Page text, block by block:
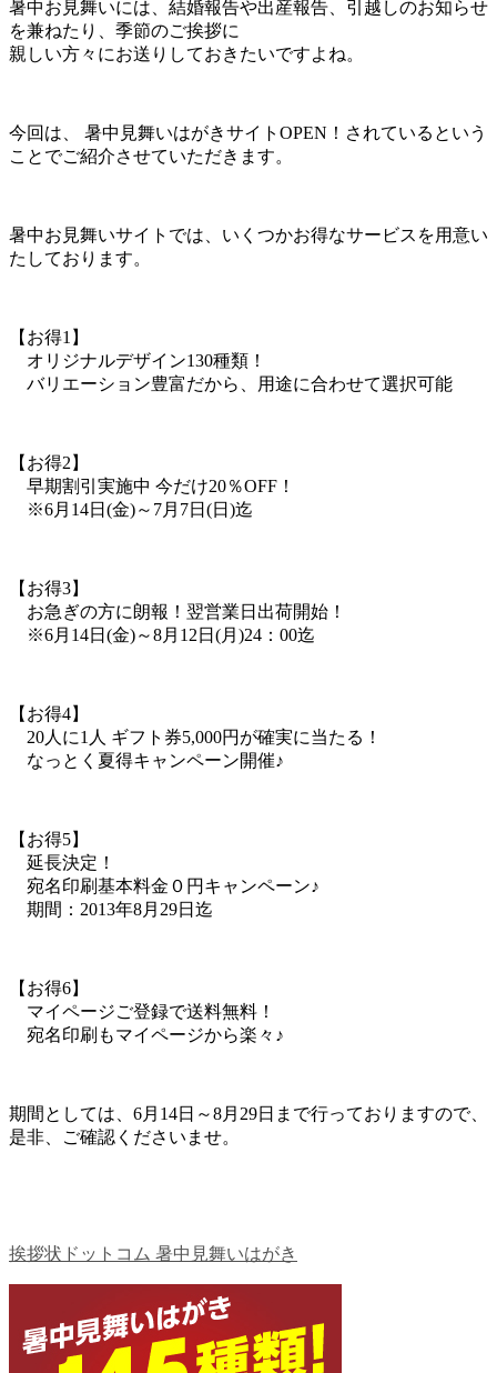
暑中お見舞いには、結婚報告や出産報告、引越しのお知らせ
を兼ねたり、季節のご挨拶に
親しい方々にお送りしておきたいですよね。
今回は、 暑中見舞いはがきサイトOPEN！されているという
ことでご紹介させていただきます。
暑中お見舞いサイトでは、いくつかお得なサービスを用意い
たしております。
【お得1】
オリジナルデザイン130種類！
バリエーション豊富だから、用途に合わせて選択可能
【お得2】
早期割引実施中 今だけ20％OFF！
※6月14日(金)～7月7日(日)迄
【お得3】
お急ぎの方に朗報！翌営業日出荷開始！
※6月14日(金)～8月12日(月)24：00迄
【お得4】
20人に1人 ギフト券5,000円が確実に当たる！
なっとく夏得キャンペーン開催♪
【お得5】
延長決定！
宛名印刷基本料金０円キャンペーン♪
期間：2013年8月29日迄
【お得6】
マイページご登録で送料無料！
宛名印刷もマイページから楽々♪
期間としては、6月14日～8月29日まで行っておりますので、
是非、ご確認くださいませ。
挨拶状ドットコム 暑中見舞いはがき